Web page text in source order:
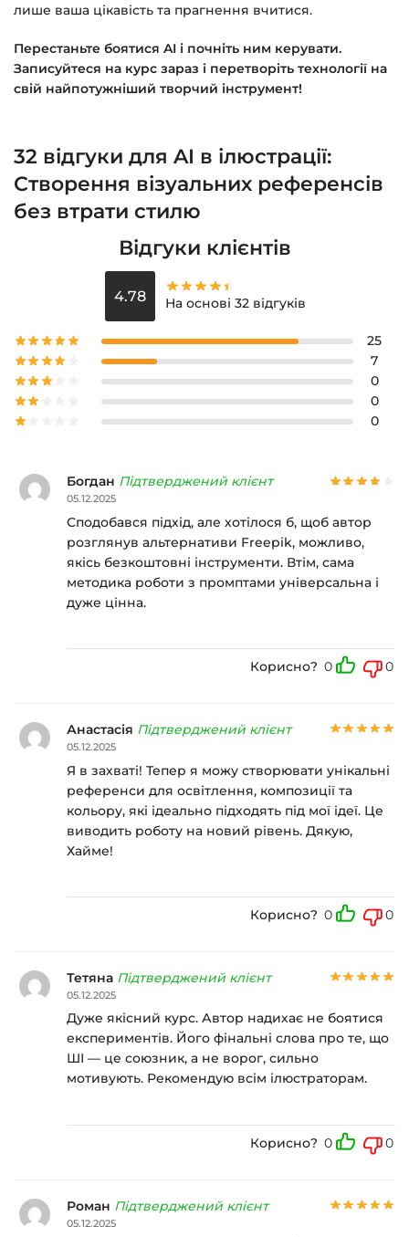
лише ваша цікавість та прагнення вчитися.
Перестаньте боятися AI і почніть ним керувати.
Записуйтеся на курс зараз і перетворіть технології на
свій найпотужніший творчий інструмент!
32 відгуки для AI в ілюстрації:
Створення візуальних референсів
без втрати стилю
Відгуки клієнтів
4.78 На основі 32 відгуків
25
7
0
0
0
Богдан Підтверджений клієнт
05.12.2025
Сподобався підхід, але хотілося б, щоб автор
розглянув альтернативи Freepik, можливо,
якісь безкоштовні інструменти. Втім, сама
методика роботи з промптами універсальна і
дуже цінна.
Корисно? 0 0
Анастасія Підтверджений клієнт
05.12.2025
Я в захваті! Тепер я можу створювати унікальні
референси для освітлення, композиції та
кольору, які ідеально підходять під мої ідеї. Це
виводить роботу на новий рівень. Дякую,
Хайме!
Корисно? 0 0
Тетяна Підтверджений клієнт
05.12.2025
Дуже якісний курс. Автор надихає не боятися
експериментів. Його фінальні слова про те, що
ШІ — це союзник, а не ворог, сильно
мотивують. Рекомендую всім ілюстраторам.
Корисно? 0 0
Роман Підтверджений клієнт
05.12.2025